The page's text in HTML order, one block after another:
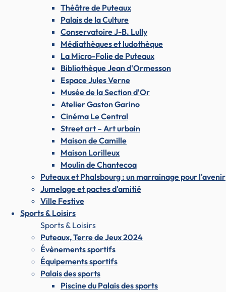
Théâtre de Puteaux
Palais de la Culture
Conservatoire J-B. Lully
Médiathèques et ludothèque
La Micro-Folie de Puteaux
Bibliothèque Jean d'Ormesson
Espace Jules Verne
Musée de la Section d'Or
Atelier Gaston Garino
Cinéma Le Central
Street art – Art urbain
Maison de Camille
Maison Lorilleux
Moulin de Chantecoq
Puteaux et Phalsbourg : un marrainage pour l'avenir
Jumelage et pactes d'amitié
Ville Festive
Sports & Loisirs
Sports & Loisirs
Puteaux, Terre de Jeux 2024
Évènements sportifs
Équipements sportifs
Palais des sports
Piscine du Palais des sports